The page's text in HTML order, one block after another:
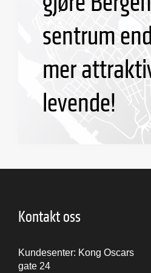
sentrum
mer
levende!
Kontakt oss
Kundesenter: Kong Oscars
gate 24